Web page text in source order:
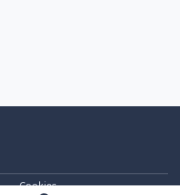
Cookies